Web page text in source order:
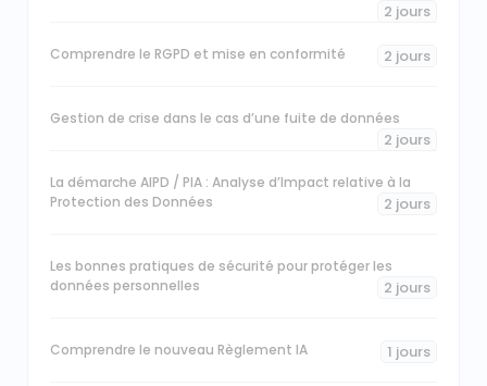
2 jours
Comprendre le RGPD et mise en conformité 2 jours
Gestion de crise dans le cas d’une fuite de données
2 jours
La démarche AIPD / PIA : Analyse d’Impact relative à la
Protection des Données
2 jours
Les bonnes pratiques de sécurité pour protéger les
données personnelles
2 jours
Comprendre le nouveau Règlement IA 1 jours